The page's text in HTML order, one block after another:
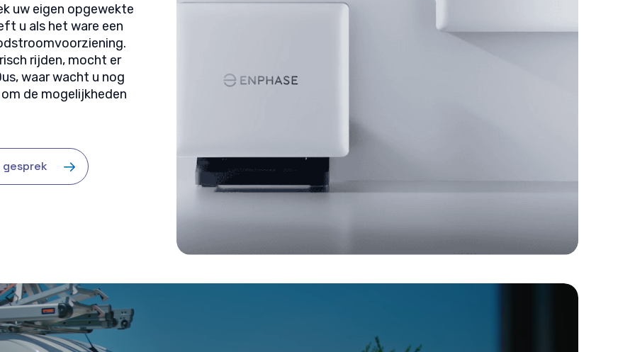
uw eigen opgewekte
u als het ware een
rijden, mocht er
waar wacht u nog
om de mogelijkheden
gesprek